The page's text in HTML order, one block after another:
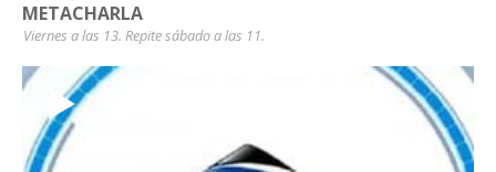
METACHARLA
Viernes a las 13. Repite sábado a las 11.